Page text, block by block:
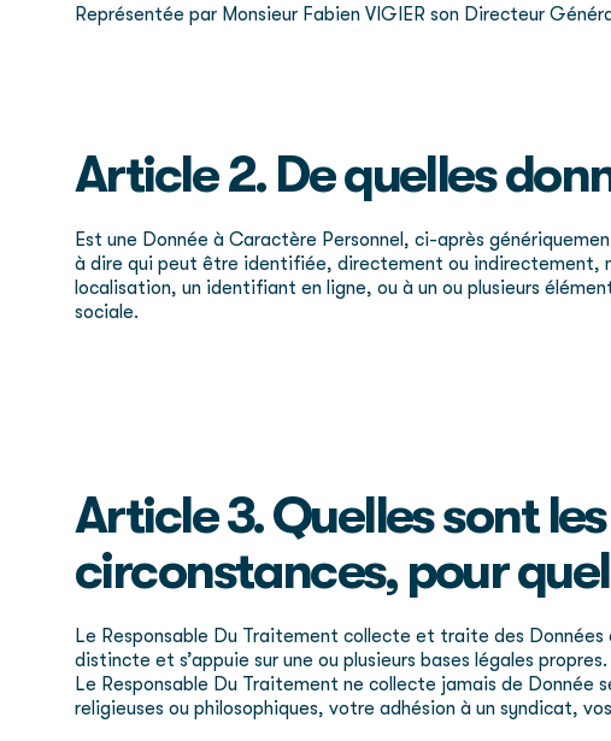
Représentée par Monsieur Fabien VIGIER son Directeur
Article 2. De quelles
Est une Donnée à Caractère Personnel, ci-après
à dire qui peut être identifiée, directement ou indirectement,
localisation, un identifiant en ligne, ou à un ou plusieurs
sociale.
Article 3. Quelles sont
circonstances, pour
Le Responsable Du Traitement collecte et traite des
distincte et s’appuie sur une ou plusieurs bases légales propres.
Le Responsable Du Traitement ne collecte jamais de Donnée
religieuses ou philosophiques, votre adhésion à un syndicat,